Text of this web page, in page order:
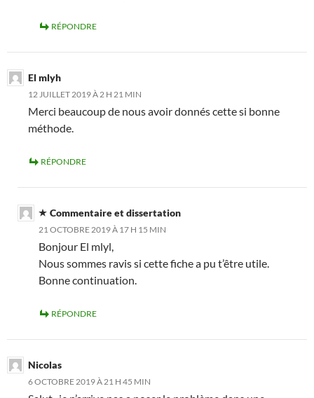
RÉPONDRE
El mlyh
12 JUILLET 2019 À 2 H 21 MIN
Merci beaucoup de nous avoir donnés cette si bonne
méthode.
RÉPONDRE
Commentaire et dissertation
21 OCTOBRE 2019 À 17 H 15 MIN
Bonjour El mlyl,
Nous sommes ravis si cette fiche a pu t’être utile.
Bonne continuation.
RÉPONDRE
Nicolas
6 OCTOBRE 2019 À 21 H 45 MIN